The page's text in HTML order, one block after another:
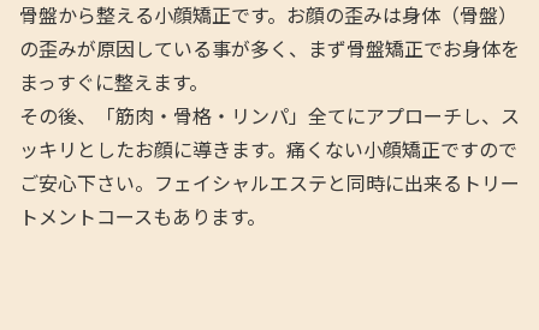
骨盤から整える小顔矯正です。お顔の歪みは身体（骨盤）
の歪みが原因している事が多く、まず骨盤矯正でお身体を
まっすぐに整えます。
その後、「筋肉・骨格・リンパ」全てにアプローチし、ス
ッキリとしたお顔に導きます。痛くない小顔矯正ですので
ご安心下さい。フェイシャルエステと同時に出来るトリー
トメントコースもあります。